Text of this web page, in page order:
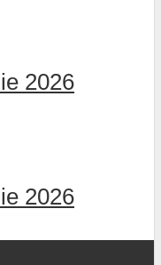
2026
2026